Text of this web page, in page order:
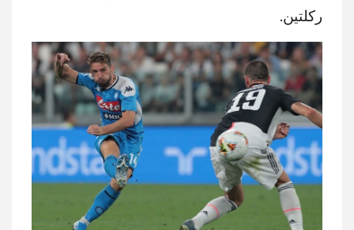
ركلتين.